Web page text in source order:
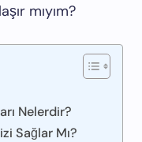
mıyım?
Nelerdir?
Sağlar Mı?